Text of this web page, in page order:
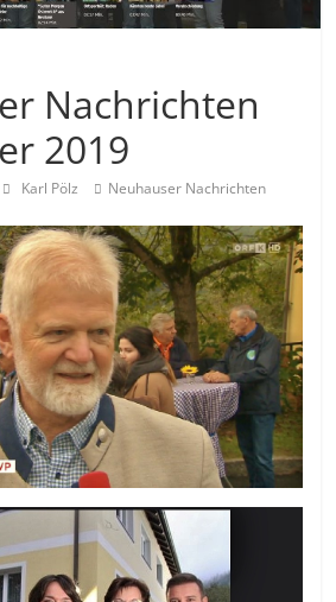
Nachrichten
2019
Karl Pölz Neuhauser Nachrichten